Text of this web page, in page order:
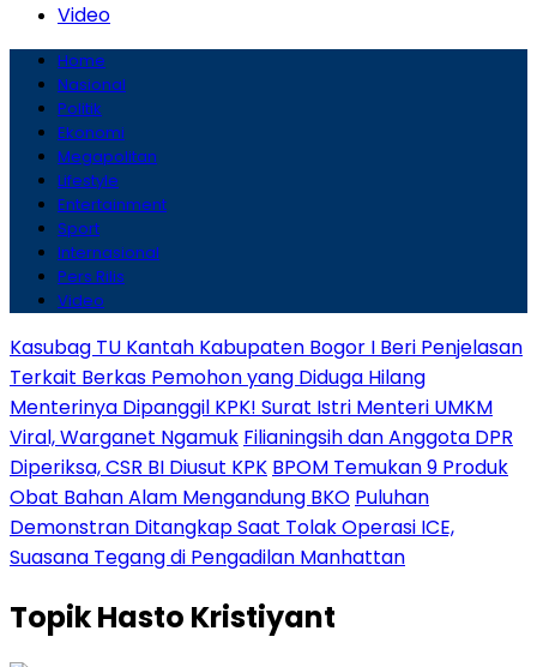
Video
Home
Nasional
Politik
Ekonomi
Megapolitan
Lifestyle
Entertainment
Sport
Internasional
Pers Rilis
Video
Kasubag TU Kantah Kabupaten Bogor I Beri Penjelasan
Terkait Berkas Pemohon yang Diduga Hilang
Menterinya Dipanggil KPK! Surat Istri Menteri UMKM
Viral, Warganet Ngamuk Filianingsih dan Anggota DPR
Diperiksa, CSR BI Diusut KPK BPOM Temukan 9 Produk
Obat Bahan Alam Mengandung BKO Puluhan
Demonstran Ditangkap Saat Tolak Operasi ICE,
Suasana Tegang di Pengadilan Manhattan
TopikHasto Kristiyant